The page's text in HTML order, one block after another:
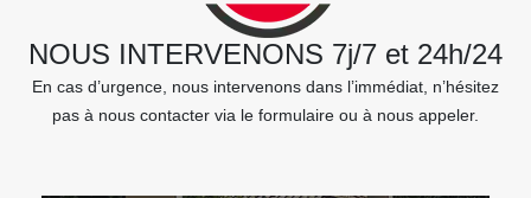
NOUS INTERVENONS 7j/7 et 24h/24
En cas d’urgence, nous intervenons dans l’immédiat, n’hésitez
pas à nous contacter via le formulaire ou à nous appeler.